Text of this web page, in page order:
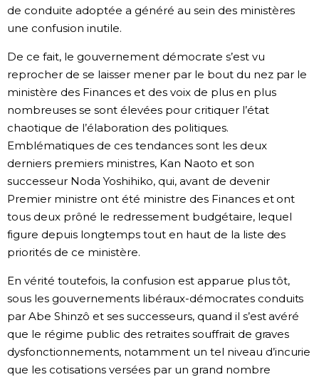
de conduite adoptée a généré au sein des ministères
une confusion inutile.
De ce fait, le gouvernement démocrate s’est vu
reprocher de se laisser mener par le bout du nez par le
ministère des Finances et des voix de plus en plus
nombreuses se sont élevées pour critiquer l’état
chaotique de l’élaboration des politiques.
Emblématiques de ces tendances sont les deux
derniers premiers ministres, Kan Naoto et son
successeur Noda Yoshihiko, qui, avant de devenir
Premier ministre ont été ministre des Finances et ont
tous deux prôné le redressement budgétaire, lequel
figure depuis longtemps tout en haut de la liste des
priorités de ce ministère.
En vérité toutefois, la confusion est apparue plus tôt,
sous les gouvernements libéraux-démocrates conduits
par Abe Shinzô et ses successeurs, quand il s’est avéré
que le régime public des retraites souffrait de graves
dysfonctionnements, notamment un tel niveau d’incurie
que les cotisations versées par un grand nombre